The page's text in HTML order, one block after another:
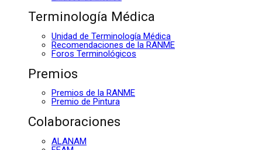
Terminología Médica
Unidad de Terminología Médica
Recomendaciones de la RANME
Foros Terminológicos
Premios
Premios de la RANME
Premio de Pintura
Colaboraciones
ALANAM